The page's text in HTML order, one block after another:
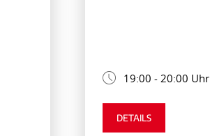
19:00 - 20:00 Uhr
DETAILS